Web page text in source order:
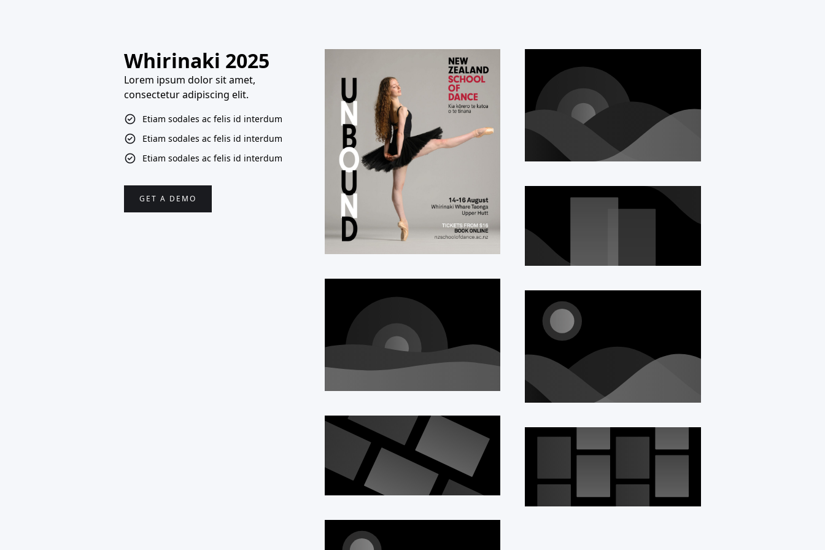
Whirinaki 2025
Lorem ipsum dolor sit amet,
consectetur adipiscing elit.
Etiam sodales ac felis id interdum
Etiam sodales ac felis id interdum
Etiam sodales ac felis id interdum
GET A DEMO